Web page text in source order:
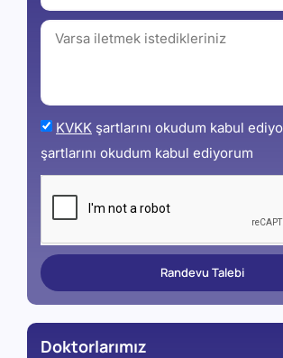
KVKK şartlarını okudum kabul
şartlarını okudum kabul ediyorum
Randevu Talebi
Doktorlarımız